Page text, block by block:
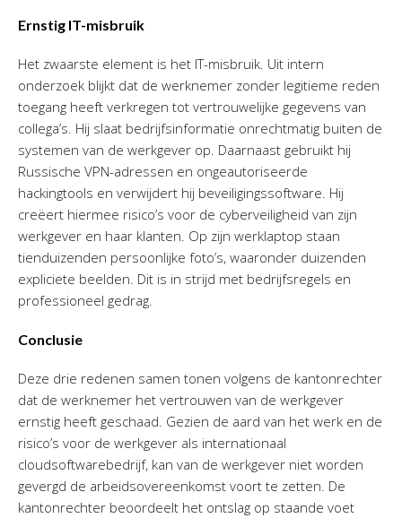
Ernstig IT-misbruik
Het zwaarste element is het IT-misbruik. Uit intern
onderzoek blijkt dat de werknemer zonder legitieme reden
toegang heeft verkregen tot vertrouwelijke gegevens van
collega’s. Hij slaat bedrijfsinformatie onrechtmatig buiten de
systemen van de werkgever op. Daarnaast gebruikt hij
Russische VPN-adressen en ongeautoriseerde
hackingtools en verwijdert hij beveiligingssoftware. Hij
creëert hiermee risico’s voor de cyberveiligheid van zijn
werkgever en haar klanten. Op zijn werklaptop staan
tienduizenden persoonlijke foto’s, waaronder duizenden
expliciete beelden. Dit is in strijd met bedrijfsregels en
professioneel gedrag.
Conclusie
Deze drie redenen samen tonen volgens de kantonrechter
dat de werknemer het vertrouwen van de werkgever
ernstig heeft geschaad. Gezien de aard van het werk en de
risico’s voor de werkgever als internationaal
cloudsoftwarebedrijf, kan van de werkgever niet worden
gevergd de arbeidsovereenkomst voort te zetten. De
kantonrechter beoordeelt het ontslag op staande voet